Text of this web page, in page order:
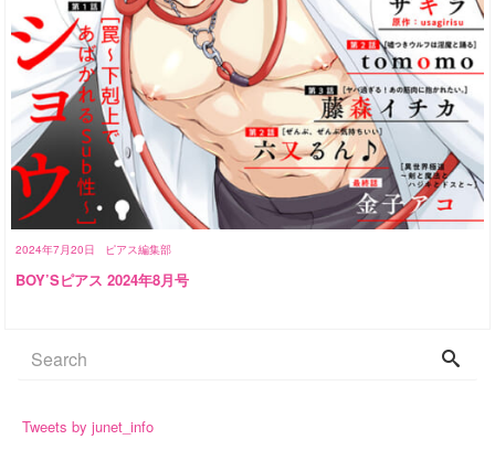
2024年7月20日 ピアス編集部
BOY’Sピアス 2024年8月号
Tweets by junet_info